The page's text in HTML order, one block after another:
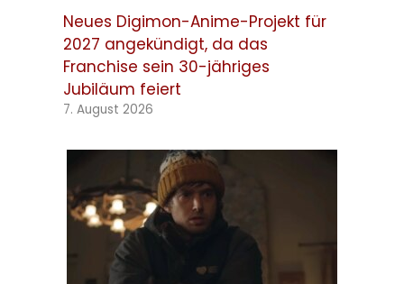
Neues Digimon-Anime-Projekt für
2027 angekündigt, da das
Franchise sein 30-jähriges
Jubiläum feiert
7. August 2026